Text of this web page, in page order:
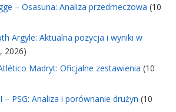
– Osasuna: Analiza przedmeczowa (10
Argyle: Aktualna pozycja i wyniki w
2026)
Madryt: Oficjalne zestawienia (10
– PSG: Analiza i porównanie drużyn (10